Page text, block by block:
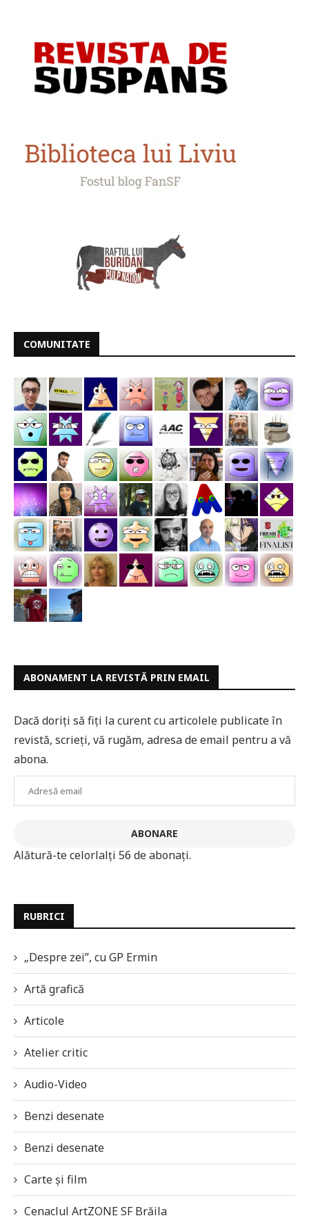
COMUNITATE
ABONAMENT LA REVISTĂ PRIN EMAIL
Dacă doriți să fiți la curent cu articolele publicate în
revistă, scrieți, vă rugăm, adresa de email pentru a vă
abona.
Adresă
ABONARE
Alătură-te celorlalți 56 de abonați.
RUBRICI
„Despre zei”, cu GP Ermin
Artă grafică
Articole
Atelier critic
Audio-Video
Benzi desenate
Benzi desenate
Carte și film
Cenaclul ArtZONE SF Brăila